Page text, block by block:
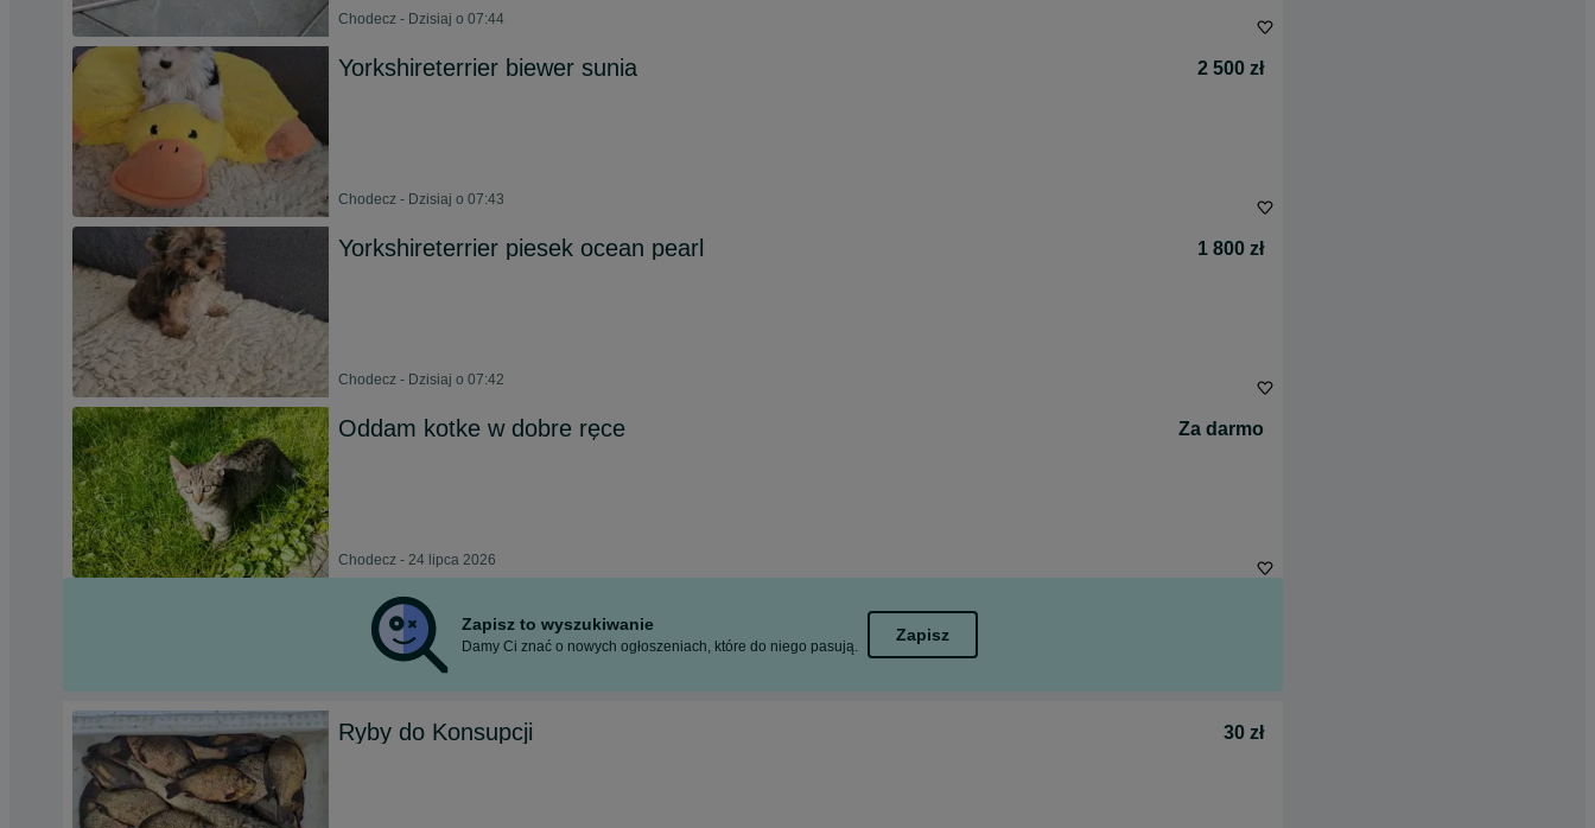
Chodecz - Dzisiaj o 07:44
Yorkshireterrier biewer sunia 2 500 zł
Chodecz - Dzisiaj o 07:43
Yorkshireterrier piesek ocean pearl 1 800 zł
Chodecz - Dzisiaj o 07:42
Oddam kotke w dobre ręce Za darmo
Chodecz - 24 lipca 2026
Zapisz to wyszukiwanie
Damy Ci znać o nowych ogłoszeniach, które do niego pasują.
Zapisz
Ryby do Konsupcji 30 zł